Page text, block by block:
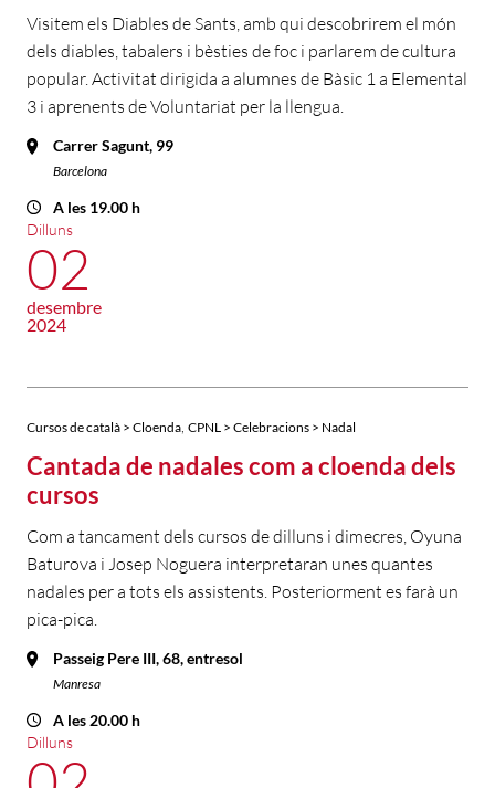
Visitem els Diables de Sants, amb qui descobrirem el món
dels diables, tabalers i bèsties de foc i parlarem de cultura
popular. Activitat dirigida a alumnes de Bàsic 1 a Elemental
3 i aprenents de Voluntariat per la llengua.
Carrer Sagunt, 99
Barcelona
A les 19.00 h
Dilluns
02
desembre
2024
Cursos de català > Cloenda CPNL > Celebracions > Nadal
Cantada de nadales com a cloenda dels
cursos
Com a tancament dels cursos de dilluns i dimecres, Oyuna
Baturova i Josep Noguera interpretaran unes quantes
nadales per a tots els assistents. Posteriorment es farà un
pica-pica.
Passeig Pere III, 68, entresol
Manresa
A les 20.00 h
Dilluns